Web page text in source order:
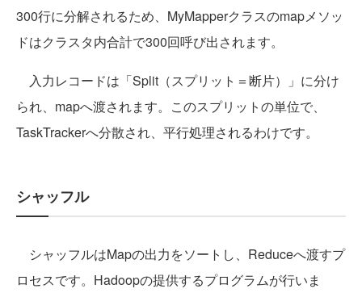
300行に分解されるため、MyMapperクラスのmapメソッ
ドはクラスタ内合計で300回呼び出されます。
入力レコードは「Split（スプリット＝断片）」に分け
られ、mapへ渡されます。このスプリットの単位で、
TaskTrackerへ分散され、平行処理されるわけです。
シャッフル
シャッフルはMapの出力をソートし、Reduceへ渡すプ
ロセスです。Hadoopの提供するプログラムが行いま